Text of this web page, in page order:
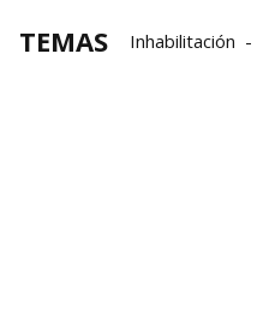
TEMAS Inhabilitación